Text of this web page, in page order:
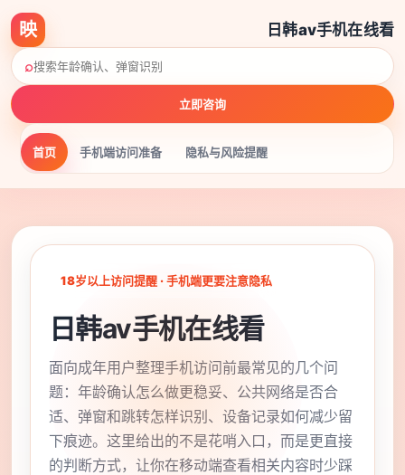
映 日韩av手机在线看
首页 手机端访问准备 隐私与风险提醒
⌕
立即咨询
18岁以上访问提醒 · 手机端更要注意隐私
日韩av手机在线看
面向成年用户整理手机访问前最常见的几个问
题：年龄确认怎么做更稳妥、公共网络是否合
适、弹窗和跳转怎样识别、设备记录如何减少留
下痕迹。这里给出的不是花哨入口，而是更直接
的判断方式，让你在移动端查看相关内容时少踩